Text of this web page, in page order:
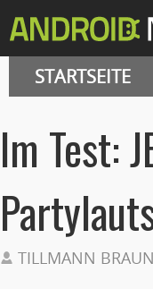
STARTSEITE
Im Test:
TILLMANN BRAUN